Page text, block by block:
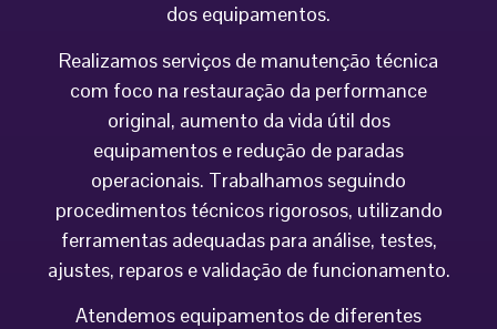
dos equipamentos.
Realizamos serviços de manutenção técnica
com foco na restauração da performance
original, aumento da vida útil dos
equipamentos e redução de paradas
operacionais. Trabalhamos seguindo
procedimentos técnicos rigorosos, utilizando
ferramentas adequadas para análise, testes,
ajustes, reparos e validação de funcionamento.
Atendemos equipamentos de diferentes